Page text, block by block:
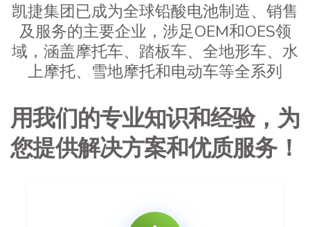
凯捷集团已成为全球铅酸电池制造、销售
及服务的主要企业，涉足OEM和OES领
域，涵盖摩托车、踏板车、全地形车、水
上摩托、雪地摩托和电动车等全系列
用我们的专业知识和经验，为
您提供解决方案和优质服务！